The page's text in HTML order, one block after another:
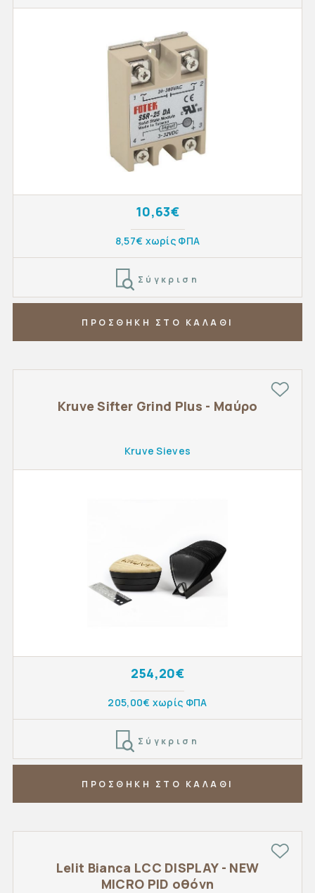
10,63€
8,57€ χωρίς ΦΠΑ
Σύγκριση
ΠΡΟΣΘΗΚΗ ΣΤΟ ΚΑΛΑΘΙ
Kruve Sifter Grind Plus - Μαύρο
Kruve Sieves
254,20€
205,00€ χωρίς ΦΠΑ
Σύγκριση
ΠΡΟΣΘΗΚΗ ΣΤΟ ΚΑΛΑΘΙ
Lelit Bianca LCC DISPLAY - NEW
MICRO PID οθόνη